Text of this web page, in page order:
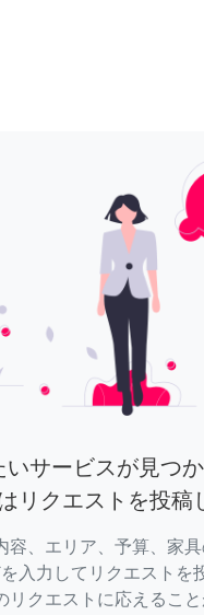
いサービスが見つ
リクエストを投稿
容、エリア、予算、家
入力してリクエストを
リクエストに応えるこ